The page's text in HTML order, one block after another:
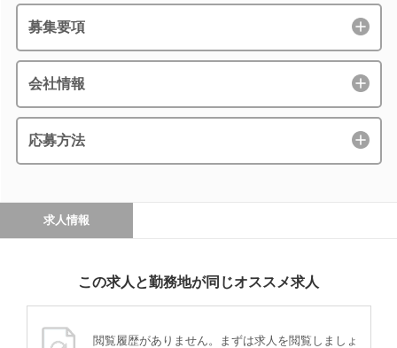
募集要項
会社情報
応募方法
求人情報
この求人と勤務地が同じオススメ求人
閲覧履歴がありません。まずは求人を閲覧しましょ